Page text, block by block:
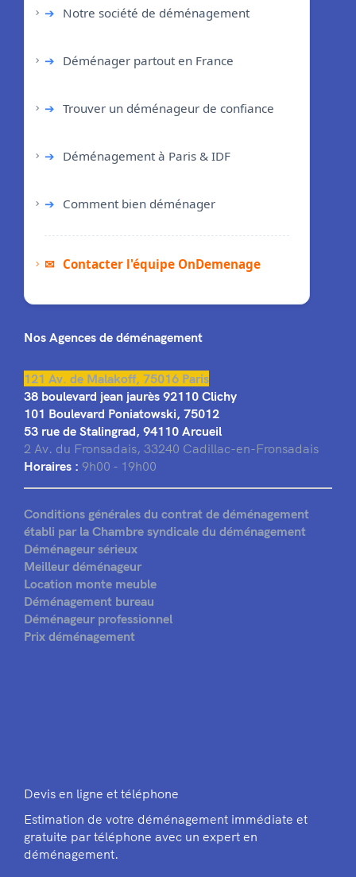
➔ Notre société de déménagement
➔ Déménager partout en France
➔ Trouver un déménageur de confiance
➔ Déménagement à Paris & IDF
➔ Comment bien déménager
✉ Contacter l'équipe OnDemenage
Nos Agences de déménagement
121 Av. de Malakoff, 75016 Paris
38 boulevard jean jaurès 92110 Clichy
101 Boulevard Poniatowski, 75012
53 rue de Stalingrad, 94110 Arcueil
2 Av. du Fronsadais, 33240 Cadillac-en-Fronsadais
Horaires : 9h00 - 19h00
Conditions générales du contrat de déménagement
établi par la Chambre syndicale du déménagement
Déménageur sérieux
Meilleur déménageur
Location monte meuble
Déménagement bureau
Déménageur professionnel
Prix déménagement
Devis en ligne et téléphone
Estimation de votre déménagement immédiate et
gratuite par téléphone avec un expert en
déménagement.